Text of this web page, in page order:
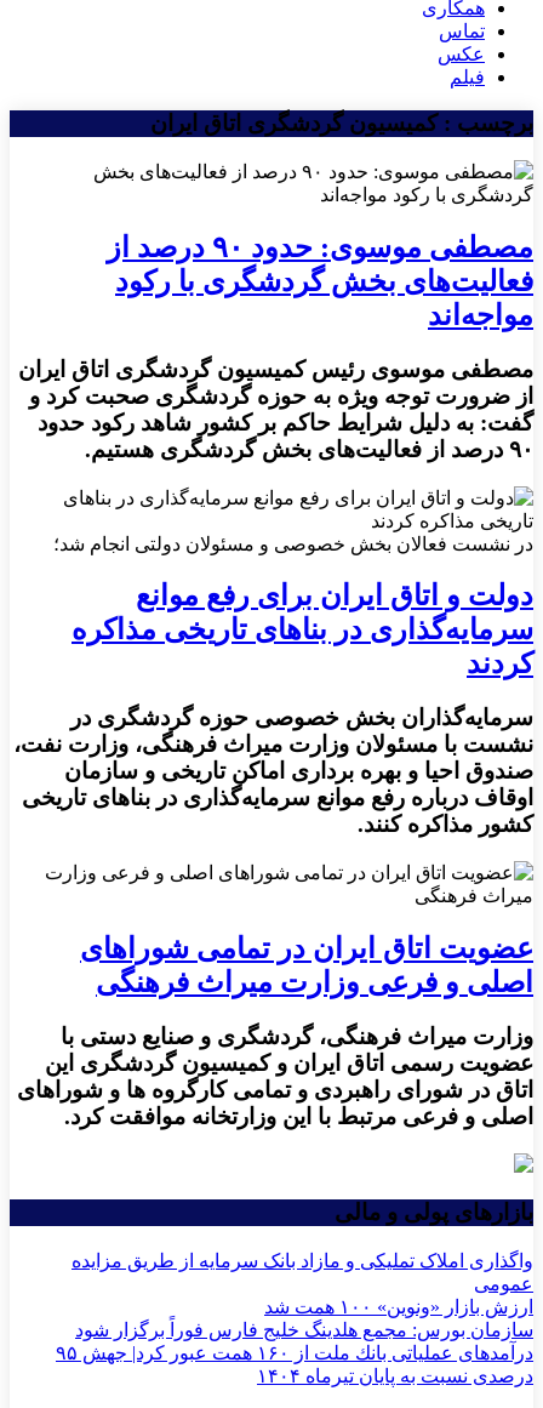
همکاری
تماس
عکس
فیلم
برچسب : کمیسیون گردشگری اتاق ایران
مصطفی موسوی: حدود ۹۰ درصد از
فعالیت‌های بخش گردشگری با رکود
مواجه‌اند
مصطفی موسوی رئیس کمیسیون گردشگری اتاق ایران
از ضرورت توجه ویژه به حوزه گردشگری صحبت کرد و
گفت: به دلیل شرایط حاکم بر کشور شاهد رکود حدود
۹۰ درصد از فعالیت‌های بخش گردشگری هستیم.
در نشست فعالان بخش خصوصی و مسئولان دولتی انجام شد؛
دولت و اتاق ایران برای رفع موانع
سرمایه‌گذاری در بناهای تاریخی مذاکره
کردند
سرمایه‌گذاران بخش خصوصی حوزه گردشگری در
نشست با مسئولان وزارت میراث فرهنگی، وزارت نفت،
صندوق احیا و بهره برداری اماکن تاریخی و سازمان
اوقاف درباره رفع موانع سرمایه‌گذاری در بناهای تاریخی
کشور مذاکره کنند.
عضویت اتاق ایران در تمامی شوراهای
اصلی و فرعی وزارت میراث فرهنگی
وزارت میراث فرهنگی، گردشگری و صنایع دستی با
عضویت رسمی اتاق ایران و کمیسیون گردشگری این
اتاق در شورای راهبردی و تمامی کارگروه ها و شوراهای
اصلی و فرعی مرتبط با این وزارتخانه موافقت کرد.
بازارهای پولی و مالی
واگذاری املاک تملیکی و مازاد بانک سرمایه از طریق مزایده
عمومی
ارزش بازار «ونوین» ۱۰۰ همت شد
سازمان بورس: مجمع هلدینگ خلیج فارس فوراً برگزار شود
درآمدهای عملیاتی بانك ملت از ۱۶۰ همت عبور كرد| جهش ۹۵
درصدی نسبت به پایان تیرماه ۱۴۰۴